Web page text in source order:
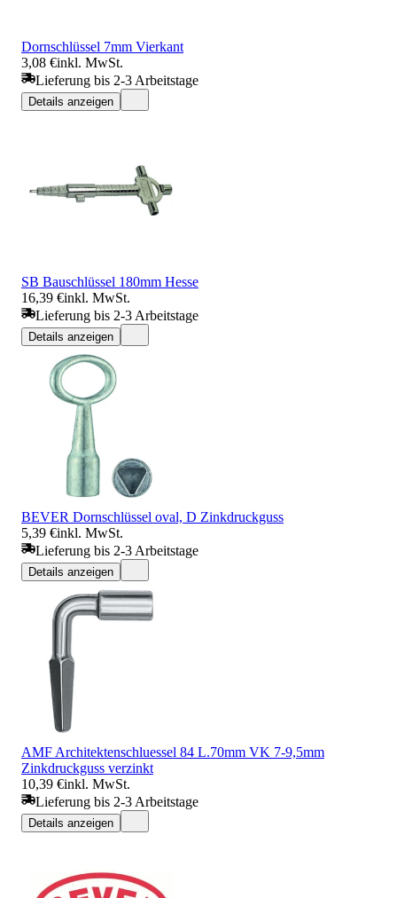
Dornschlüssel 7mm Vierkant
3,08 €inkl. MwSt.
Lieferung bis 2-3 Arbeitstage
Details anzeigen
SB Bauschlüssel 180mm Hesse
16,39 €inkl. MwSt.
Lieferung bis 2-3 Arbeitstage
Details anzeigen
BEVER Dornschlüssel oval, D Zinkdruckguss
5,39 €inkl. MwSt.
Lieferung bis 2-3 Arbeitstage
Details anzeigen
AMF Architektenschluessel 84 L.70mm VK 7-9,5mm
Zinkdruckguss verzinkt
10,39 €inkl. MwSt.
Lieferung bis 2-3 Arbeitstage
Details anzeigen